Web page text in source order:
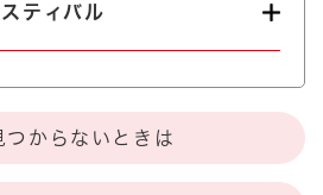
ティバル
つからないときは